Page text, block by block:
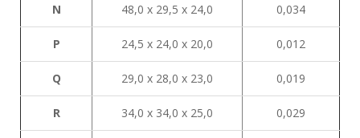
N 48,0 х 29,5 х 24,0 0,034
P 24,5 х 24,0 х 20,0 0,012
Q 29,0 х 28,0 х 23,0 0,019
R 34,0 х 34,0 х 25,0 0,029